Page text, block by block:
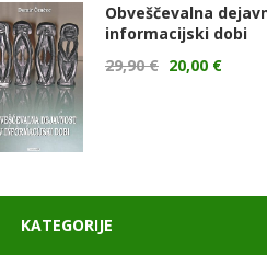
Obveščevalna
informacijski dobi
29,90€ 20,00 €
KATEGORIJE